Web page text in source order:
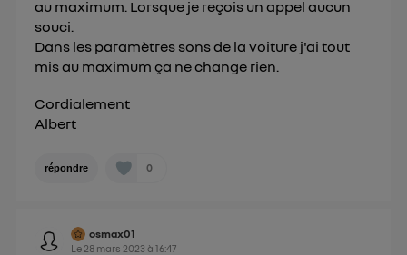
au maximum. Lorsque je reçois un appel aucun
souci.
Dans les paramètres sons de la voiture j'ai tout
mis au maximum ça ne change rien.
Cordialement
Albert
répondre 0
osmax01
Le 28 mars 2023 à16:47